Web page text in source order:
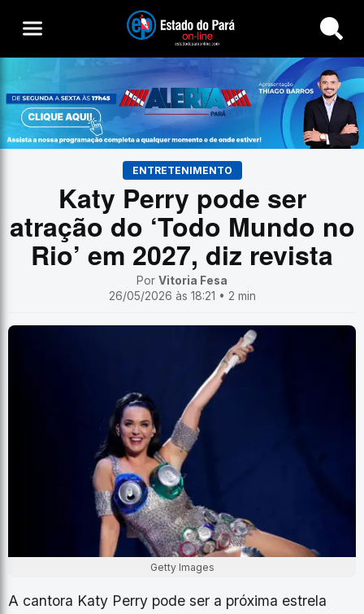
Buscar
ENTRETENIMENTO
Katy Perry pode ser
atração do ‘Todo Mundo no
Rio’ em 2027, diz revista
Por Vitoria Fesa
26/05/2026 às 18:21 • 2 min
Getty Images
A cantora Katy Perry pode ser a próxima estrela